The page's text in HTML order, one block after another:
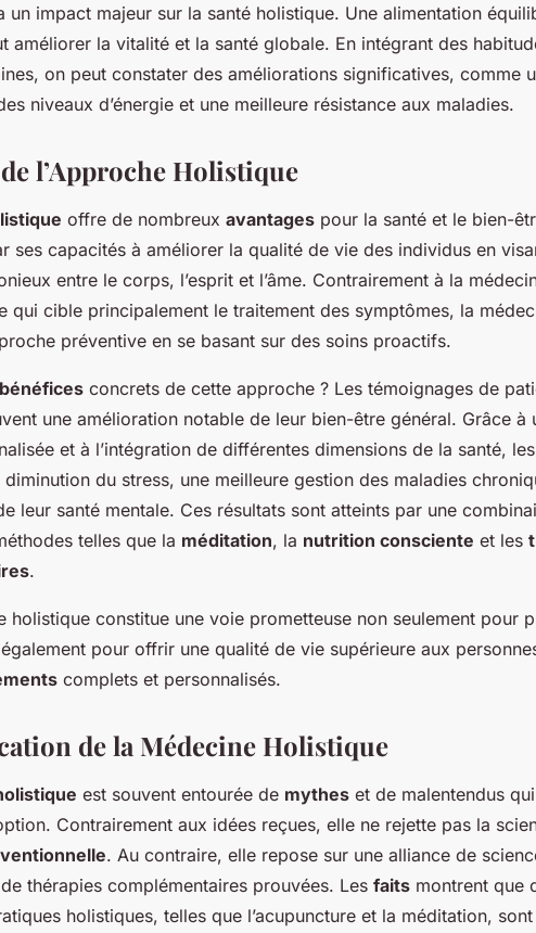
un impact majeur sur la santé holistique. Une alimentation
améliorer la vitalité et la santé globale. En intégrant des
on peut constater des améliorations significatives, comme
niveaux d’énergie et une meilleure résistance aux maladies.
l’Approche Holistique
offre de nombreux avantages pour la santé et le bien-
ses capacités à améliorer la qualité de vie des individus en
entre le corps, l’esprit et l’âme. Contrairement à la
qui cible principalement le traitement des symptômes, la
préventive en se basant sur des soins proactifs.
bénéfices concrets de cette approche ? Les témoignages de
une amélioration notable de leur bien-être général. Grâce à
et à l’intégration de différentes dimensions de la santé,
du stress, une meilleure gestion des maladies
leur santé mentale. Ces résultats sont atteints par une
telles que la méditation, la nutrition consciente et les
.
holistique constitue une voie prometteuse non seulement pour
pour offrir une qualité de vie supérieure aux
complets et personnalisés.
de la Médecine Holistique
est souvent entourée de mythes et de malentendus
Contrairement aux idées reçues, elle ne rejette pas la
. Au contraire, elle repose sur une alliance de
thérapies complémentaires prouvées. Les faits montrent que
holistiques, telles que l’acupuncture et la méditation,